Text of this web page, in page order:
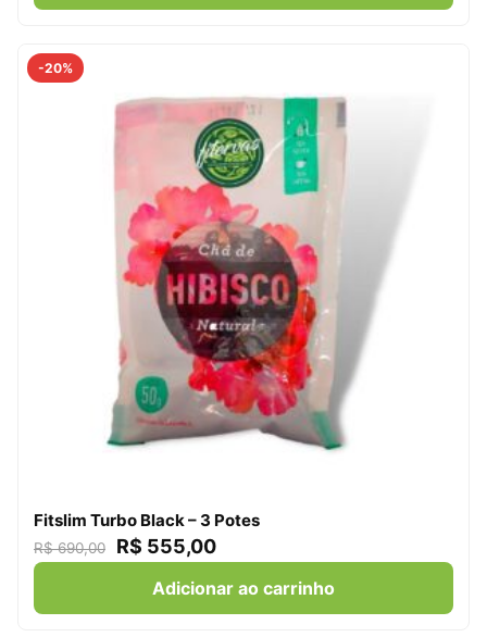
-20%
Fitslim Turbo Black – 3 Potes
R$690,00 R$ 555,00
Adicionar ao carrinho